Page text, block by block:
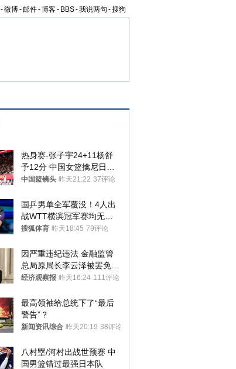
-微博-邮件-博客- BBS-我说两句 -搜狗
热身赛-张子宇24+11杨舒
予12分 中国女篮擒尼日利
亚
中国篮镜头 昨天21:22 37评论
国乒男单全军覆没！4人出
战WTT横滨冠军赛均无缘
八强
搜狐体育 昨天18:45 79评论
因严重违纪违法 金融监管
总局原局长李云泽被罢免全
国人大代表
经济观察报 昨天16:24 111评论
最高领袖给总统下了“最后
警告”？
新闻资讯综合 昨天20:19 38评论
八村塁/河村出战世预赛 中
国男篮错过最强日本队